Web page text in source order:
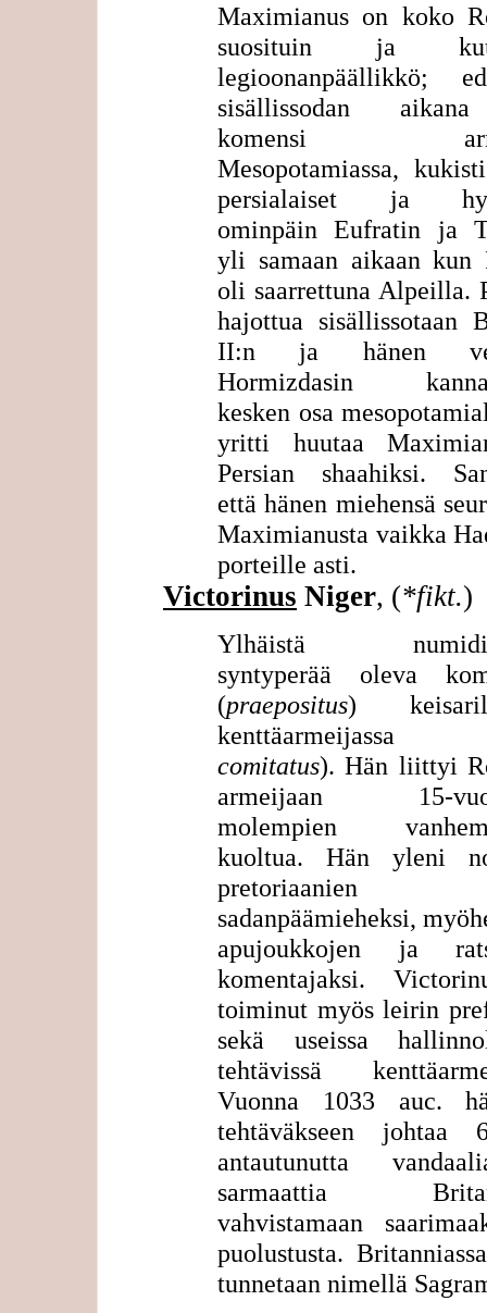
Maximianus on koko
suosituin ja
legioonanpäällikkö;
sisällissodan
komensi
Mesopotamiassa,
persialaiset ja
ominpäin Eufratin ja
yli samaan aikaan kun
oli saarrettuna Alpeilla.
hajottua sisällissotaan
II:n ja hänen
Hormizdasin
kesken osa
yritti huutaa
Persian shaahiksi.
että hänen miehensä
Maximianusta vaikka
porteille asti.
Victorinus Niger, (*fikt.)
Ylhäistä
syntyperää oleva
(praepositus)
kenttäarmeijassa
comitatus). Hän liittyi
armeijaan 15-
molempien
kuoltua. Hän yleni
pretoriaanien
sadanpäämieheksi,
apujoukkojen ja
komentajaksi.
toiminut myös leirin
sekä useissa
tehtävissä
Vuonna 1033 auc.
tehtäväkseen johtaa
antautunutta
sarmaattia
vahvistamaan
puolustusta.
tunnetaan nimellä